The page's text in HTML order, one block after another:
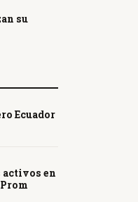
su
Ecuador
activos en